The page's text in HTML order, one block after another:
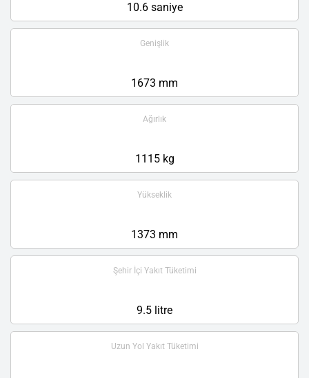
10.6 saniye
Genişlik
1673 mm
Ağırlık
1115 kg
Yükseklik
1373 mm
Şehir İçi Yakıt Tüketimi
9.5 litre
Uzun Yol Yakıt Tüketimi